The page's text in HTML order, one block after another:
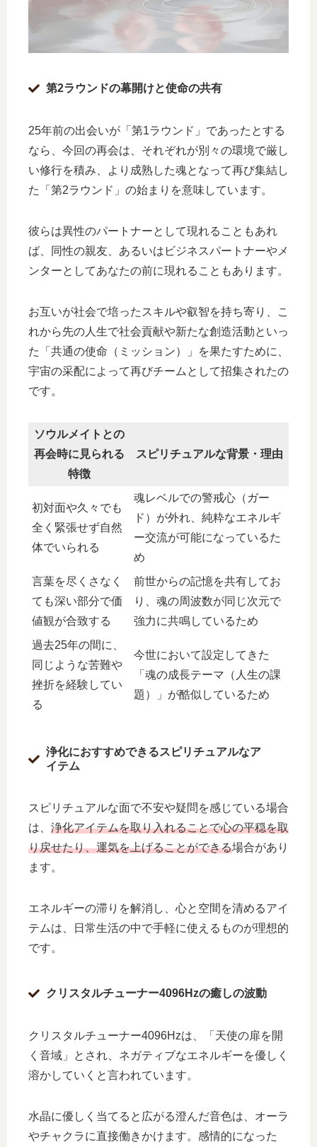
第2ラウンドの幕開けと使命の共有
25年前の出会いが「第1ラウンド」であったとする
なら、今回の再会は、それぞれが別々の環境で厳し
い修行を積み、より成熟した魂となって再び集結し
た「第2ラウンド」の始まりを意味しています。
彼らは異性のパートナーとして現れることもあれ
ば、同性の親友、あるいはビジネスパートナーやメ
ンターとしてあなたの前に現れることもあります。
お互いが社会で培ったスキルや叡智を持ち寄り、こ
れから先の人生で社会貢献や新たな創造活動といっ
た「共通の使命（ミッション）」を果たすために、
宇宙の采配によって再びチームとして招集されたの
です。
ソウルメイトとの
再会時に見られる
特徴
スピリチュアルな背景・理由
初対面や久々でも
全く緊張せず自然
体でいられる
魂レベルでの警戒心（ガー
ド）が外れ、純粋なエネルギ
ー交流が可能になっているた
め
言葉を尽くさなく
ても深い部分で価
値観が合致する
前世からの記憶を共有してお
り、魂の周波数が同じ次元で
強力に共鳴しているため
過去25年の間に、
同じような苦難や
挫折を経験してい
る
今世において設定してきた
「魂の成長テーマ（人生の課
題）」が酷似しているため
浄化におすすめできるスピリチュアルなア
イテム
スピリチュアルな面で不安や疑問を感じている場合
は、 浄化アイテムを取り入れることで心の平穏を取
り戻せたり、運気を上げることができる場合があり
ます。
エネルギーの滞りを解消し、心と空間を清めるアイ
テムは、日常生活の中で手軽に使えるものが理想的
です。
クリスタルチューナー4096Hzの癒しの波動
クリスタルチューナー4096Hzは、「天使の扉を開
く音域」とされ、ネガティブなエネルギーを優しく
溶かしていくと言われています。
水晶に優しく当てると広がる澄んだ音色は、オーラ
やチャクラに直接働きかけます。感情的になった